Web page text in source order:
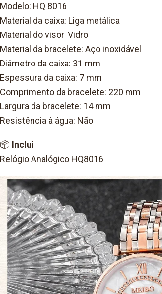
Modelo: HQ 8016
Material da caixa: Liga metálica
Material do visor: Vidro
Material da bracelete: Aço inoxidável
Diâmetro da caixa: 31 mm
Espessura da caixa: 7 mm
Comprimento da bracelete: 220 mm
Largura da bracelete: 14 mm
Resistência à água: Não
📦 Inclui
Relógio Analógico HQ8016